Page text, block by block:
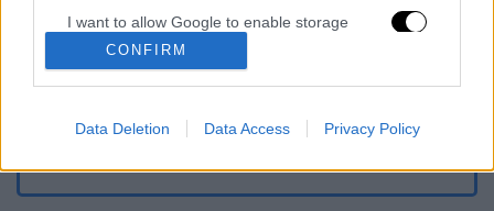
I want to allow Google to enable storage
related to personalization.
I want to allow Google to enable storage
functionality and fraud prevention, and other
CONFIRM
Data Deletion Data Access Privacy Policy
Νέα αποχώρηση από το κόμμα Καρυστιανού:
Καταγγελίες Μπρουτζάκη για «αυθαιρεσία,
φίμωση και δολοφονία χαρακτήρων»
στην Πάρο: Οι γονείς ήταν στη θάλασσα, ο
μπάρμαν έπεσε να το σώσει